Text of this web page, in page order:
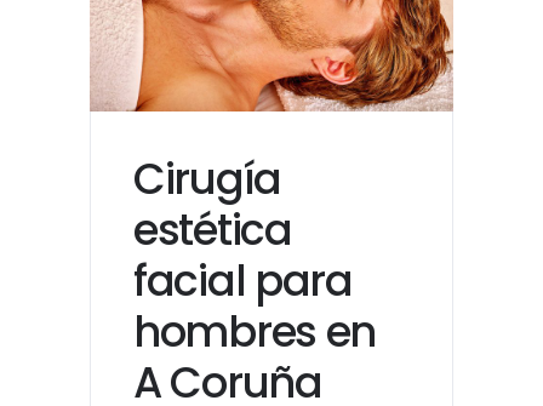
Cirugía
estética
facial para
hombres en
A Coruña